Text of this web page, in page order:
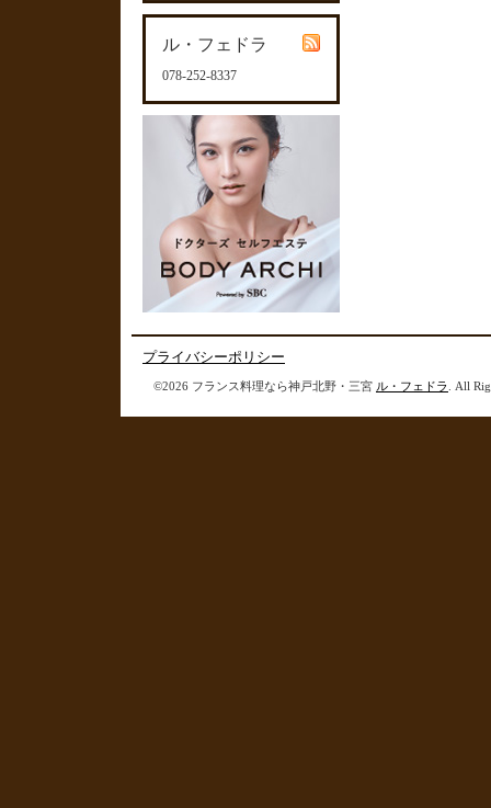
ル・フェドラ
078-252-8337
プライバシーポリシー
©2026 フランス料理なら神戸北野・三宮 ル・フェドラ . All